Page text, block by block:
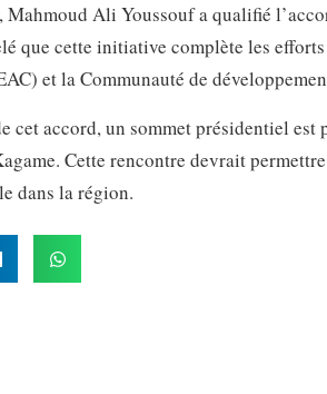
Mahmoud Ali Youssouf a qualifié
que cette initiative complète les
et la Communauté de
cet accord, un sommet présidentiel
Cette rencontre devrait
dans la région.